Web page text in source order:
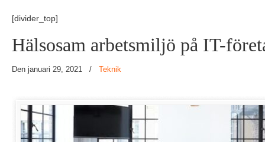
[divider_top]
Hälsosam arbetsmiljö på IT-
Den januari 29, 2021 / Teknik